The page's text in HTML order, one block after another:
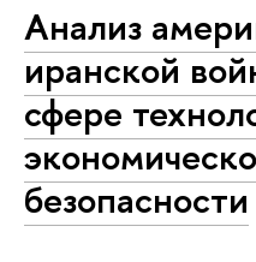
Анализ
иранской
сфере
безопасности